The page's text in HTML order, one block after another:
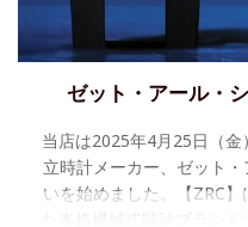
ゼット・アール・
当店は2025年4月25日（
立時計メーカー、ゼット
いを始めました。【ZRC